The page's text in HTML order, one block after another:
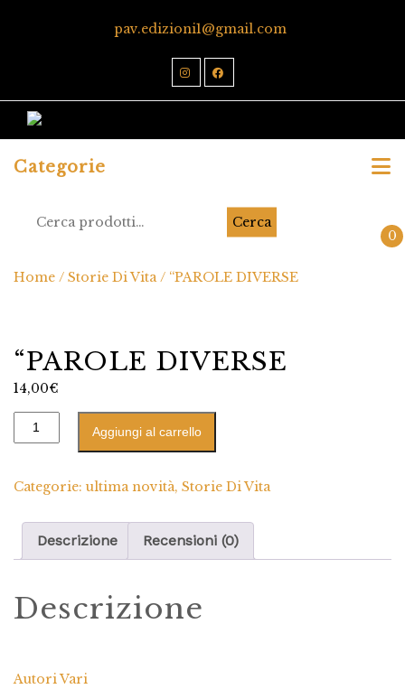
pav.edizioni1@gmail.com
Categorie
Cerca
0
Home / Storie Di Vita/ “PAROLE DIVERSE
“PAROLE DIVERSE
14,00€
Aggiungi al carrello
Categorie: ultima novità, Storie Di Vita
Descrizione Recensioni (0)
Descrizione
Autori Vari